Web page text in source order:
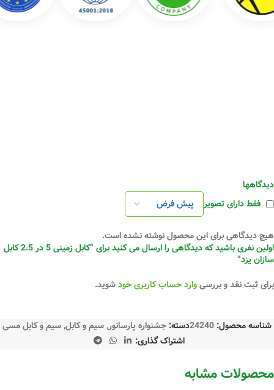
دیدگاهها
فقط دارای تصویر
هیچ دیدگاهی برای این محصول نوشته نشده است.
اولین نفری باشید که دیدگاهی را ارسال می کنید برای “کابل زمینی 5 در 2.5 کابل
سازان یزد”
برای ثبت نقد و بررسیوارد حساب کاربری خودشوید.
شناسه محصول: 24240دسته: جشنواره پارسانور,سیم و کابل,سیم و کابل مسی
اشتراک گذاری:
محصولات مشابه